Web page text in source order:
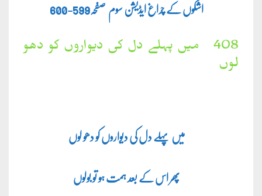
اشکوں کے چراغ ایڈیشن سوم صفحہ 599-600
408۔ میں پہلے دل کی دیواروں کو دھو
لوں
میں پہلے دل کی دیواروں کو دھو لوں
پھر اس کے بعد ہمت ہو تو بولوں